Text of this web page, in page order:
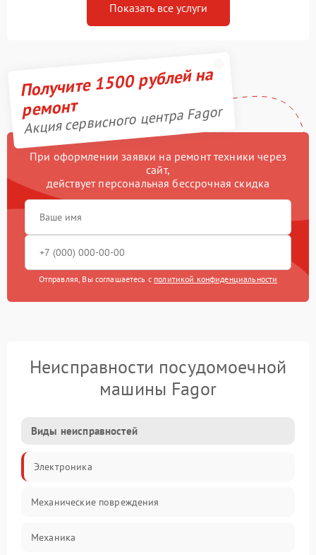
Показать все услуги
Получите 1500 рублей на
ремонт
Акция сервисного центра Fagor
При оформлении заявки на ремонт техники через
сайт,
действует персональная бессрочная скидка
Отправляя, Вы соглашаетесь с политикой конфиденциальности
Неисправности посудомоечной
машины Fagor
Виды неисправностей
Электроника
Механические повреждения
Механика